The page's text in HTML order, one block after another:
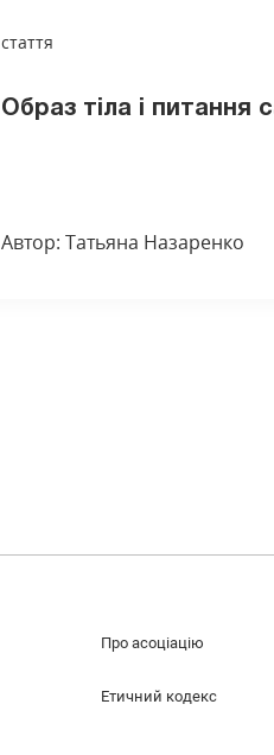
стаття
Образ тіла і питання
Автор: Татьяна Назаренко
Про асоціацію
Етичний кодекс